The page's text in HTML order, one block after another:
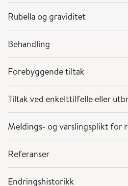
Rubella og graviditet
Behandling
Forebyggende tiltak
Tiltak ved enkelttilfelle eller
Meldings- og varslingsplikt for
Referanser
Endringshistorikk